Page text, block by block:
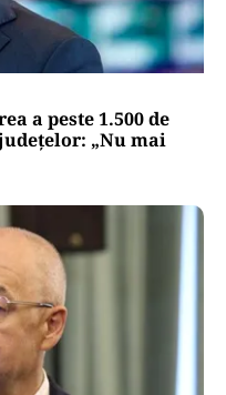
a peste 1.500 de
„Nu mai